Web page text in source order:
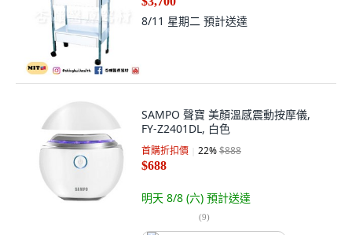
8/11 星期二 預計送達
SAMPO 聲寶 美顏溫感震動按摩儀,
FY-Z2401DL, 白色
首購折扣價 22%$888
$688
明天 8/8 (六) 預計送達
(9)